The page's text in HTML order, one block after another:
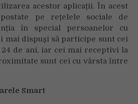
acestor aplicații. În acest
pe rețelele sociale de
în special persoanelor cu
mai dispuși să participe sunt cei
de ani, iar cei mai receptivi la
sunt cei cu vârsta între
Smart